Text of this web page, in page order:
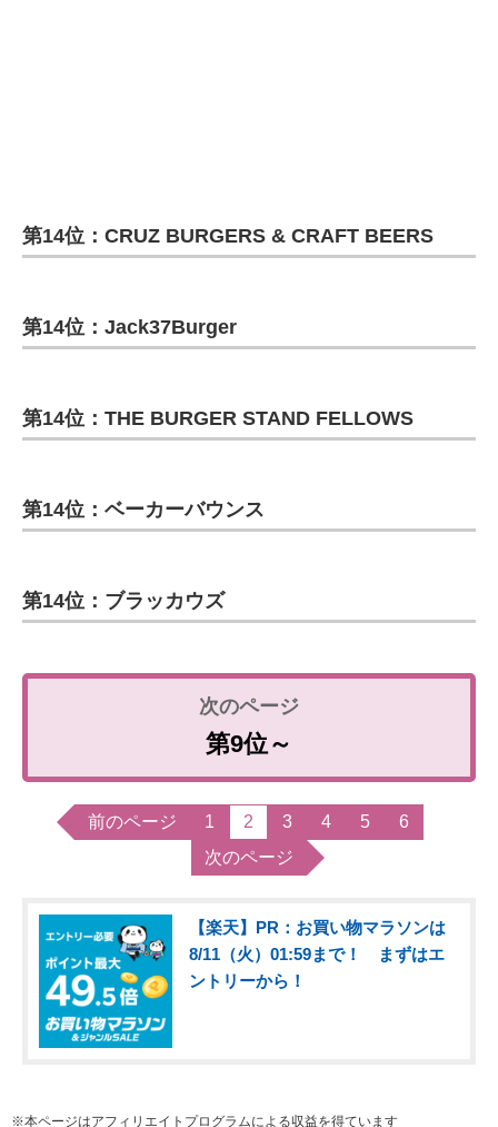
第14位：CRUZ BURGERS & CRAFT BEERS
第14位：Jack37Burger
第14位：THE BURGER STAND FELLOWS
第14位：ベーカーバウンス
第14位：ブラッカウズ
第9位～
前のページ 1 2 3 4 5
6
次のページ
【楽天】PR：お買い物マラソンは
8/11（火）01:59まで！ まずはエ
ントリーから！
※本ページはアフィリエイトプログラムによる収益を得ています